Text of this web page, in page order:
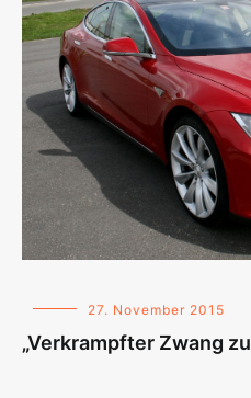
27. November 2015
„Verkrampfter Zwang